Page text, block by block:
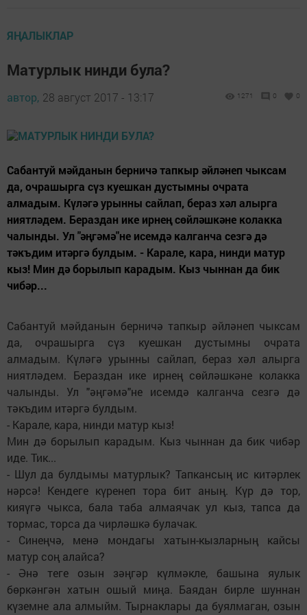
ЯҢАЛЫКЛАР
Матурлык нинди була?
автор, 28 август 2017 - 13:17 1271 0 0
Сабантуй мәйданын берничә тапкыр әйләнеп чыксам
да, очрашырга сүз куешкан дустымны очрата
алмадым. Күләгә урынны сайлап, бераз хәл алырга
ниятләдем. Бераздан ике ирнең сөйләшкәне колакка
чалынды. Ул "әңгәмә"не исемдә калганча сезгә дә
тәкъдим итәргә булдым. - Карале, кара, нинди матур
кыз! Мин дә борылып карадым. Кыз чыннан да бик
чибәр...
Сабантуй мәйданын берничә тапкыр әйләнеп чыксам
да, очрашырга сүз куешкан дустымны очрата
алмадым. Күләгә урынны сайлап, бераз хәл алырга
ниятләдем. Бераздан ике ирнең сөйләшкәне колакка
чалынды. Ул "әңгәмә"не исемдә калганча сезгә дә
тәкъдим итәргә булдым.
- Карале, кара, нинди матур кыз!
Мин дә борылып карадым. Кыз чыннан да бик чибәр
иде. Тик...
- Шул да булдымы матурлык? Тапкансың ис китәрлек
нәрсә! Кендеге күренеп тора бит аның. Күр дә тор,
кияүгә чыкса, бала таба алмаячак ул кыз, тапса да
тормас, торса да чирләшкә булачак.
- Синеңчә, менә мондагы хатын-кызларның кайсы
матур соң алайса?
- Әнә теге озын зәңгәр күлмәкле, башына яулык
бөркәнгән хатын ошый миңа. Баядан бирле шуннан
күземне ала алмыйм. Тырнаклары да буялмаган, озын